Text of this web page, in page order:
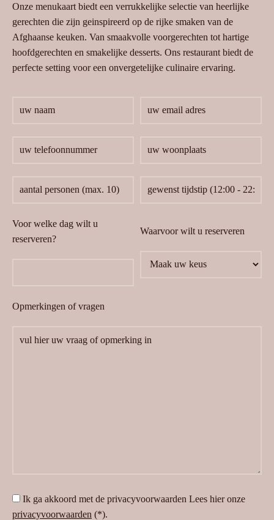
Onze menukaart biedt een verrukkelijke selectie van heerlijke
gerechten die zijn geinspireerd op de rijke smaken van de
Afghaanse keuken. Van smaakvolle voorgerechten tot hartige
hoofdgerechten en smakelijke desserts. Ons restaurant biedt de
perfecte setting voor een onvergetelijke culinaire ervaring.
Voor welke dag wilt u
reserveren?
Waarvoor wilt u reserveren
Opmerkingen of vragen
Ik ga akkoord met de privacyvoorwaarden Lees hier onze
privacyvoorwaarden (*).